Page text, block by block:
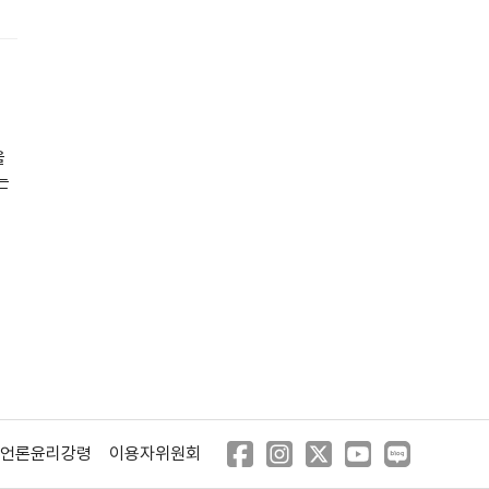
언론윤리강령 이용자위원회